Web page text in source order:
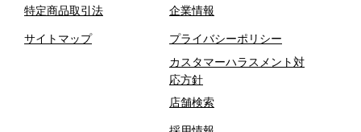
特定商品取引法
サイトマップ
企業情報
プライバシーポリシー
カスタマーハラスメント対
応方針
店舗検索